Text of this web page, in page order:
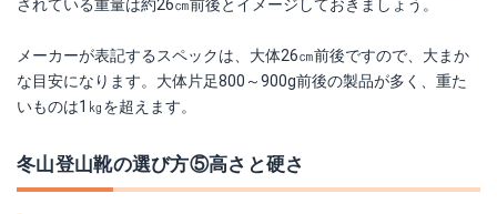
されている重量は約26㎝前後とイメージしておきましょう。
メーカーが表記するスペックは、大体26㎝前後ですので、大まか
な目安になります。大体片足800～900g前後の製品が多く、重た
いものは1㎏を超えます。
冬山登山靴の選び方⑤高さと硬さ